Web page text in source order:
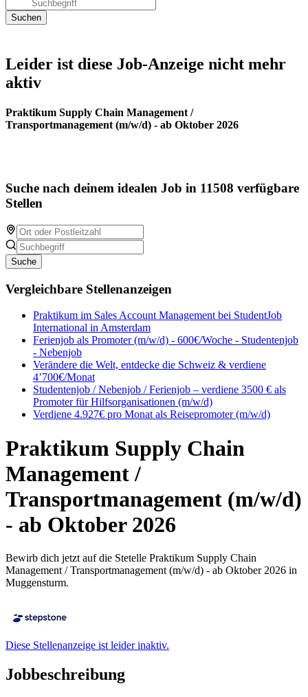
Leider ist diese Job-Anzeige nicht mehr
aktiv
Praktikum Supply Chain Management /
Transportmanagement (m/w/d) - ab Oktober 2026
Suche nach deinem idealen Job in 11508 verfügbare
Stellen
Suche
Vergleichbare Stellenanzeigen
Praktikum im Sales Account Management bei StudentJob
International in Amsterdam
Ferienjob als Promoter (m/w/d) - 600€/Woche - Studentenjob
- Nebenjob
Verändere die Welt, entdecke die Schweiz & verdiene
4’700€/Monat
Studentenjob / Nebenjob / Ferienjob – verdiene 3500 € als
Promoter für Hilfsorganisationen (m/w/d)
Verdiene 4.927€ pro Monat als Reisepromoter (m/w/d)
Praktikum Supply Chain
Management /
Transportmanagement (m/w/d)
- ab Oktober 2026
Bewirb dich jetzt auf die Stetelle Praktikum Supply Chain
Management / Transportmanagement (m/w/d) - ab Oktober 2026 in
Muggensturm.
Diese Stellenanzeige ist leider inaktiv.
Jobbeschreibung